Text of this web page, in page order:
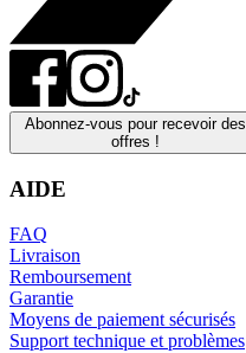
Abonnez-vous pour recevoir des
offres !
AIDE
FAQ
Livraison
Remboursement
Garantie
Moyens de paiement sécurisés
Support technique et problèmes